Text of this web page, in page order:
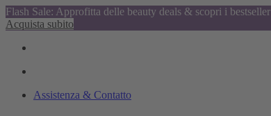
Flash Sale: Approfitta delle beauty deals & scopri i bestseller
Acquista subito
Assistenza & Contatto